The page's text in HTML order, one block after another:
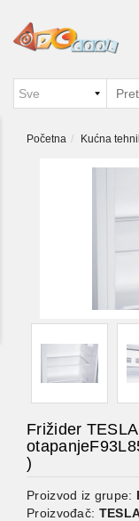
Početna Kućna
Frižider
)
Proizvod iz grupe:
Proizvođač: